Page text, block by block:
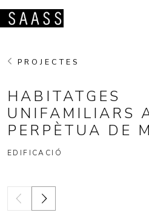
Navegació principal
PROJECTES
HABITATGES
UNIFAMILIARS
PERPÈTUA DE
EDIFICACIÓ